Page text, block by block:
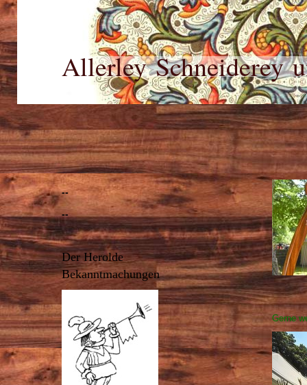
Allerley Schneiderey
Gerne
--
--
Der Herolde
Bekanntmachungen